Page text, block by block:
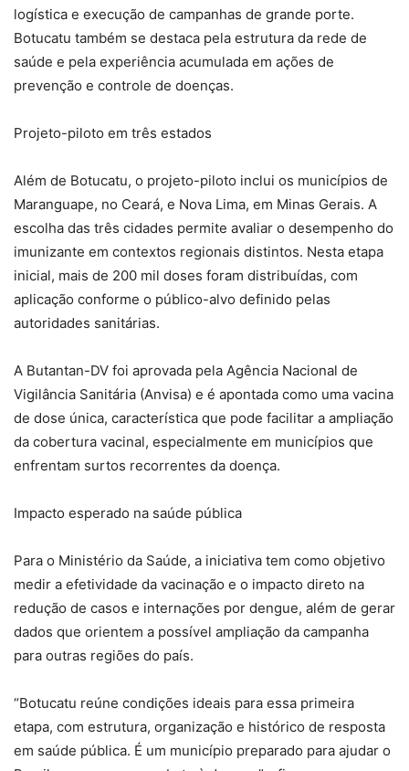
logística e execução de campanhas de grande porte.
Botucatu também se destaca pela estrutura da rede de
saúde e pela experiência acumulada em ações de
prevenção e controle de doenças.
Projeto-piloto em três estados
Além de Botucatu, o projeto-piloto inclui os municípios de
Maranguape, no Ceará, e Nova Lima, em Minas Gerais. A
escolha das três cidades permite avaliar o desempenho do
imunizante em contextos regionais distintos. Nesta etapa
inicial, mais de 200 mil doses foram distribuídas, com
aplicação conforme o público-alvo definido pelas
autoridades sanitárias.
A Butantan-DV foi aprovada pela Agência Nacional de
Vigilância Sanitária (Anvisa) e é apontada como uma vacina
de dose única, característica que pode facilitar a ampliação
da cobertura vacinal, especialmente em municípios que
enfrentam surtos recorrentes da doença.
Impacto esperado na saúde pública
Para o Ministério da Saúde, a iniciativa tem como objetivo
medir a efetividade da vacinação e o impacto direto na
redução de casos e internações por dengue, além de gerar
dados que orientem a possível ampliação da campanha
para outras regiões do país.
“Botucatu reúne condições ideais para essa primeira
etapa, com estrutura, organização e histórico de resposta
em saúde pública. É um município preparado para ajudar o